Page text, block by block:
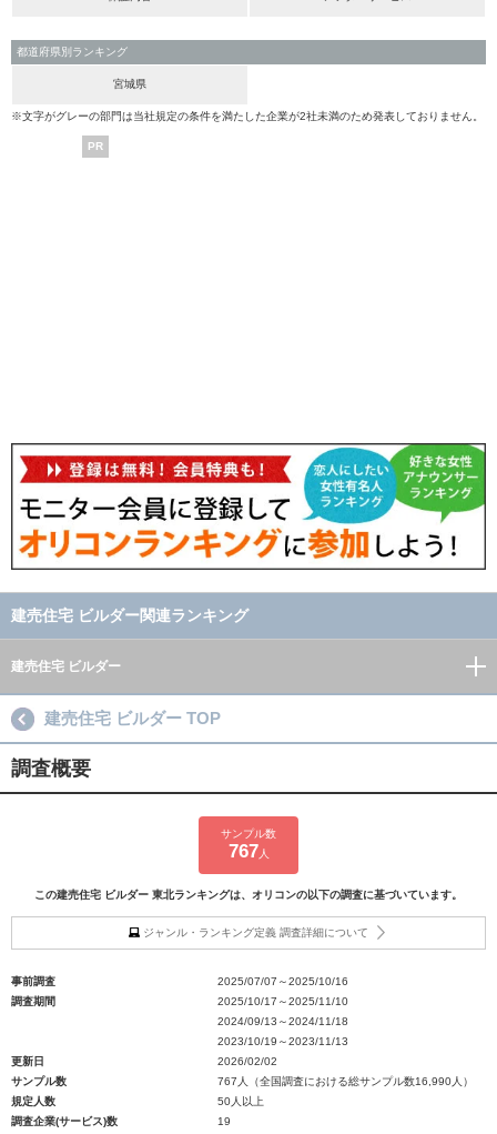
都道府県別ランキング
宮城県
※文字がグレーの部門は当社規定の条件を満たした企業が2社未満のため発表しておりません。
PR
建売住宅 ビルダー関連ランキング
建売住宅 ビルダー
建売住宅 ビルダー TOP
調査概要
サンプル数
767 人
この建売住宅 ビルダー 東北ランキングは、オリコンの以下の調査に基づいています。
ジャンル・ランキング定義 調査詳細について
事前調査
2025/07/07～2025/10/16
調査期間
2025/10/17～2025/11/10
2024/09/13～2024/11/18
2023/10/19～2023/11/13
更新日
2026/02/02
サンプル数
767人（全国調査における総サンプル数16,990人）
規定人数
50人以上
調査企業(サービス)数
19